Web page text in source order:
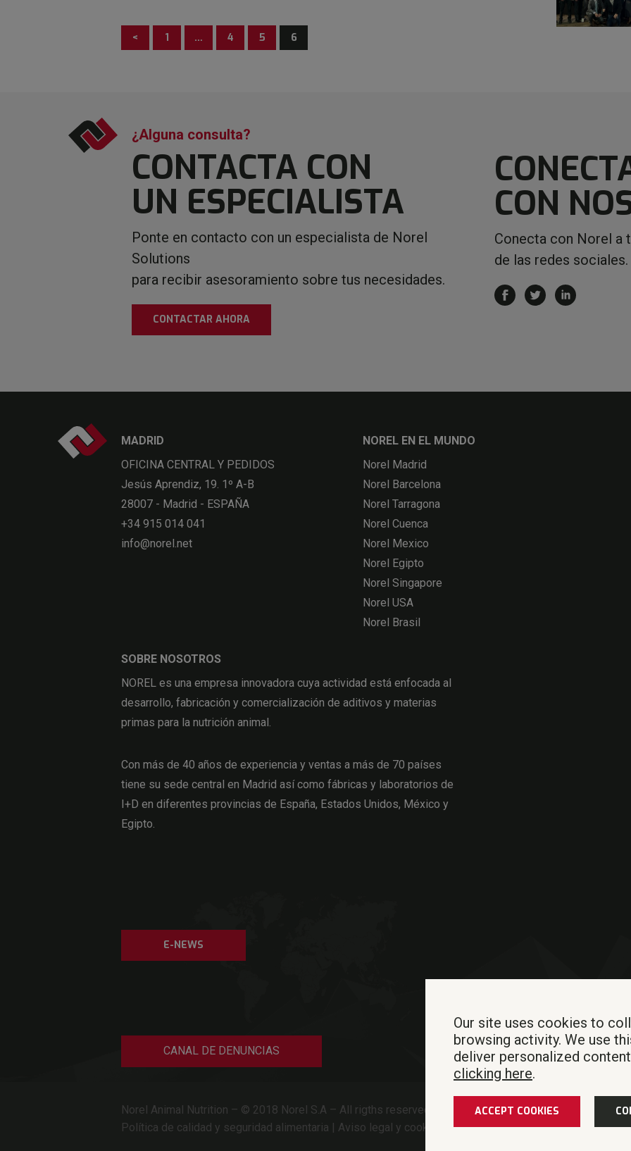
< 1 … 4 5 6
¿Alguna consulta?
CONTACTA CON
UN ESPECIALISTA
Ponte en contacto con un especialista de Norel
Solutions
para recibir asesoramiento sobre tus necesidades.
CONTACTAR AHORA
CON
Conecta con Norel a
de las redes sociales.
MADRID
OFICINA CENTRAL Y PEDIDOS
Jesús Aprendiz, 19. 1º A-B
28007 - Madrid - ESPAÑA
+34 915 014 041
info@norel.net
NOREL EN EL MUNDO
Norel Madrid
Norel Barcelona
Norel Tarragona
Norel Cuenca
Norel Mexico
Norel Egipto
Norel Singapore
Norel USA
Norel Brasil
SOBRE NOSOTROS
NOREL es una empresa innovadora cuya actividad está enfocada al
desarrollo, fabricación y comercialización de aditivos y materias
primas para la nutrición animal.
Con más de 40 años de experiencia y ventas a más de 70 países
tiene su sede central en Madrid así como fábricas y laboratorios de
I+D en diferentes provincias de España, Estados Unidos, México y
Egipto.
E-NEWS
CANAL DE DENUNCIAS
Norel Animal Nutrition – © 2018 Norel S.A – All rigths reserved | Política de privacidad|Código de
Política de calidad y seguridad alimentaria
Aviso legal y cookies Developed by Code Barcelona
Our site uses cookies to
browsing activity. We use
deliver personalized
clicking here.
ACCEPT COOKIES